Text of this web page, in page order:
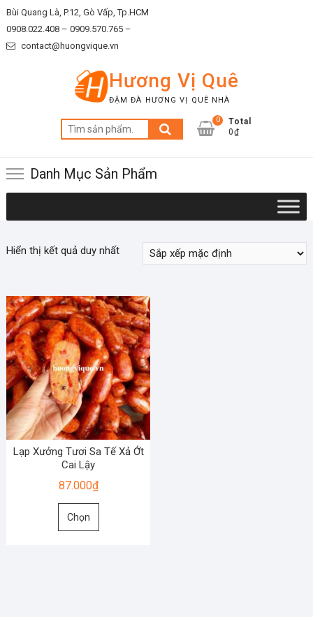
Skip
to
content
Bùi Quang Là, P.12, Gò Vấp, Tp.HCM
0908.022.408 – 0909.570.765 –
contact@huongvique.vn
Hương Vị Quê
ĐẬM ĐÀ HƯƠNG VỊ QUÊ NHÀ
Tìm
kiếm:
0
Total
0₫
Danh Mục Sản Phẩm
Hiển thị kết quả duy nhất
Lạp Xưởng Tươi Sa Tế Xả Ớt
Cai Lậy
87.000₫
Chọn
Sản